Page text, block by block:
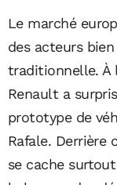
Le marché
des acteurs
traditionnelle. À
Renault a
prototype de
Rafale.
se cache